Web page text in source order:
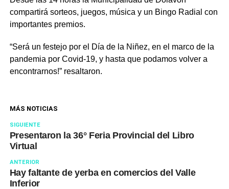
compartirá sorteos, juegos, música y un Bingo Radial con
importantes premios.
“Será un festejo por el Día de la Niñez, en el marco de la
pandemia por Covid-19, y hasta que podamos volver a
encontrarnos!” resaltaron.
MÁS NOTICIAS
SIGUIENTE
Presentaron la 36° Feria Provincial del Libro
Virtual
ANTERIOR
Hay faltante de yerba en comercios del Valle
Inferior